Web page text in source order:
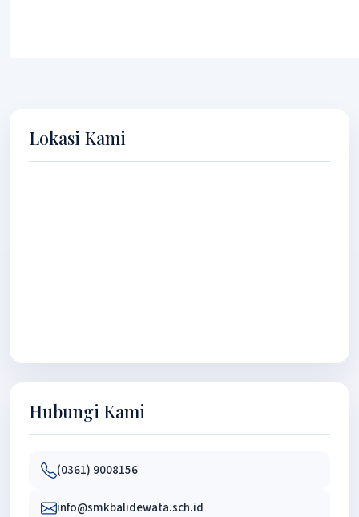
Lokasi Kami
Hubungi Kami
(0361) 9008156
info@smkbalidewata.sch.id